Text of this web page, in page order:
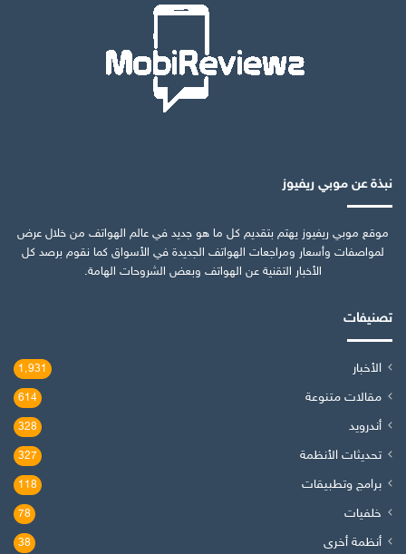
نبذة عن موبي ريفيوز
موقع موبي ريفيوز يهتم بتقديم كل ما هو جديد في عالم الهواتف من خلال عرض
لمواصفات وأسعار ومراجعات الهواتف الجديدة في الأسواق كما نقوم برصد كل
الأخبار التقنية عن الهواتف وبعض الشروحات الهامة.
تصنيفات
الأخبار 1٬931
مقالات متنوعة 614
أندرويد 328
تحديثات الأنظمة 327
برامج وتطبيقات 118
خلفيات 78
أنظمة أخرى 38